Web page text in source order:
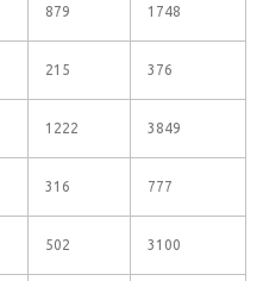
879 1748
215 376
1222 3849
316 777
502 3100